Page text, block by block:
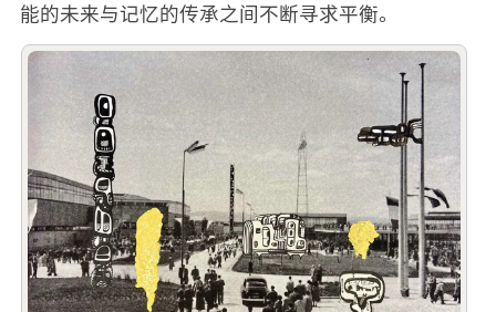
能的未来与记忆的传承之间不断寻求平衡。